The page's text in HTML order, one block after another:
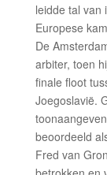
leidde tal van
Europese
De
arbiter, toen
finale floot
Joegoslavië.
beoordeeld
Fred van